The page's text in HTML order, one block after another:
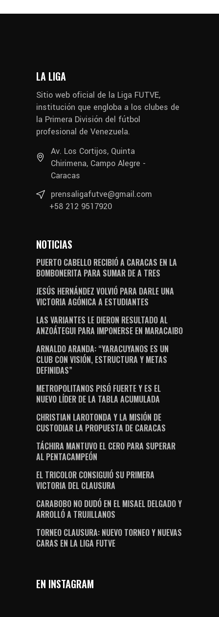
LA LIGA
Sitio web oficial de la Liga FUTVE,
institución que engloba a los clubes de
la Primera División del fútbol
profesional de Venezuela.
Av. Los Cortijos, Quinta
Chirimena, Campo Alegre -
Caracas
prensaligafutve@gmail.com
+58 212 9517920
NOTICIAS
PUERTO CABELLO RECIBIÓ A CARACAS EN LA
BOMBONERITA PARA SUMAR DE A TRES
JESÚS HERNÁNDEZ VOLVIÓ PARA DARLE UNA
VICTORIA AGÓNICA A ESTUDIANTES
LAS VARIANTES LE DIERON RESULTADO AL
ANZOÁTEGUI PARA IMPONERSE EN MARACAIBO
ARNALDO ARANDA: “YARACUYANOS ES UN
CLUB CON VISIÓN, ESTRUCTURA Y METAS
DEFINIDAS”
METROPOLITANOS PISÓ FUERTE Y ES EL
NUEVO LÍDER DE LA TABLA ACUMULADA
CHRISTIAN LAROTONDA Y LA MISIÓN DE
CUSTODIAR LA PROPUESTA DE CARACAS
TÁCHIRA MANTUVO EL CERO PARA SUPERAR
AL PENTACAMPEÓN
EL TRICOLOR CONSIGUIÓ SU PRIMERA
VICTORIA DEL CLAUSURA
CARABOBO NO DUDÓ EN EL MISAEL DELGADO Y
ARROLLÓ A TRUJILLANOS
TORNEO CLAUSURA: NUEVO TORNEO Y NUEVAS
CARAS EN LA LIGA FUTVE
EN INSTAGRAM